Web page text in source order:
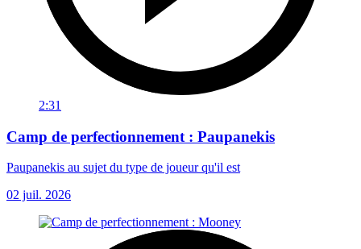
2:31
Camp de perfectionnement : Paupanekis
Paupanekis au sujet du type de joueur qu'il est
02 juil. 2026